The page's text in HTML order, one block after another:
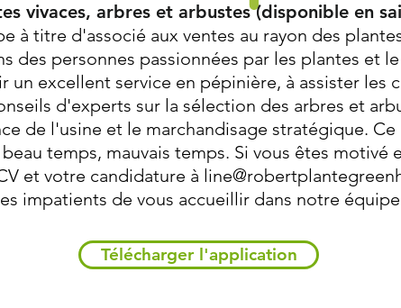
vivaces, arbres et arbustes (disponible en
à titre d'associé aux ventes au rayon des
des personnes passionnées par les plantes et
un excellent service en pépinière, à assister les
d'experts sur la sélection des arbres et
de l'usine et le marchandisage stratégique.
temps, mauvais temps. Si vous êtes motivé
et votre candidature à
impatients de vous accueillir dans notre
Télécharger l'application